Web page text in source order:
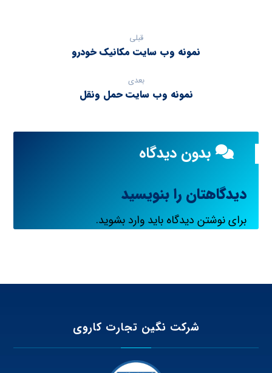
قبلی
نمونه وب سایت مکانیک خودرو
بعدی
نمونه وب سایت حمل ونقل
بدون دیدگاه
دیدگاهتان را بنویسید
برای نوشتن دیدگاه بایدوارد بشوید.
شرکت نگین تجارت کاروی